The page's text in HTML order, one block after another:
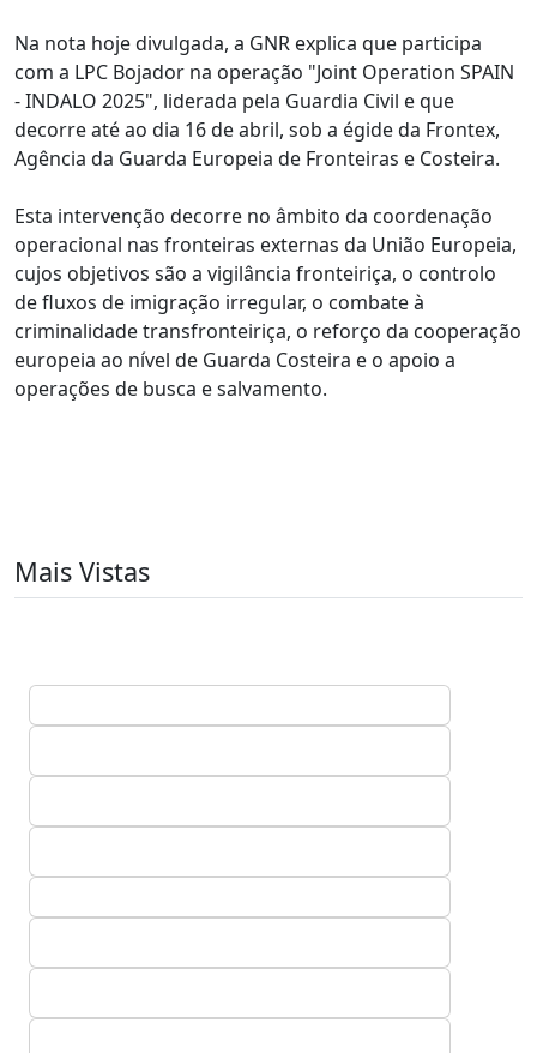
Na nota hoje divulgada, a GNR explica que participa
com a LPC Bojador na operação "Joint Operation SPAIN
- INDALO 2025", liderada pela Guardia Civil e que
decorre até ao dia 16 de abril, sob a égide da Frontex,
Agência da Guarda Europeia de Fronteiras e Costeira.
Esta intervenção decorre no âmbito da coordenação
operacional nas fronteiras externas da União Europeia,
cujos objetivos são a vigilância fronteiriça, o controlo
de fluxos de imigração irregular, o combate à
criminalidade transfronteiriça, o reforço da cooperação
europeia ao nível de Guarda Costeira e o apoio a
operações de busca e salvamento.
Mais Vistas